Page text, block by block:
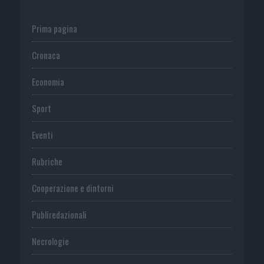
Prima pagina
Cronaca
Economia
Sport
Eventi
Rubriche
Cooperazione e dintorni
Publiredazionali
Necrologie